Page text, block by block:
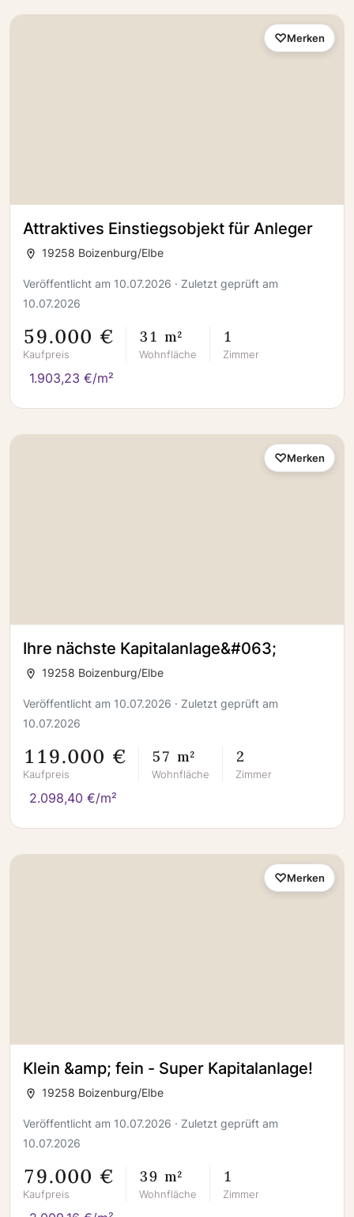
Attraktives Einstiegsobjekt für Anleger
19258 Boizenburg/Elbe
Veröffentlicht am 10.07.2026 · Zuletzt geprüft am
10.07.2026
59.000 €
Kaufpreis
31 m²
Wohnfläche
1
Zimmer
1.903,23 €/m²
Merken
Ihre nächste Kapitalanlage&#063;
19258 Boizenburg/Elbe
Veröffentlicht am 10.07.2026 · Zuletzt geprüft am
10.07.2026
119.000 €
Kaufpreis
57 m²
Wohnfläche
2
Zimmer
2.098,40 €/m²
Merken
Klein &amp; fein - Super Kapitalanlage!
19258 Boizenburg/Elbe
Veröffentlicht am 10.07.2026 · Zuletzt geprüft am
10.07.2026
79.000 €
Kaufpreis
39 m²
Wohnfläche
1
Zimmer
Merken